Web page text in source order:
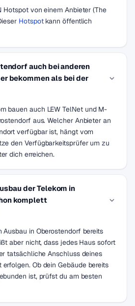
Hotspot von einem Anbieter (The
Hotspotkann öffentlich
auch bei anderen
bekommen als bei der
bauen auch LEW TelNet und M-
aus. Welcher Anbieter an
verfügbar ist, hängt vom
den Verfügbarkeitsprüfer um zu
dich erreichen.
der Telekom in
komplett
Ausbau in Oberostendorf bereits
aber nicht, dass jedes Haus sofort
tatsächliche Anschluss deines
erfolgen. Ob dein Gebäude bereits
ist, prüfst du am besten